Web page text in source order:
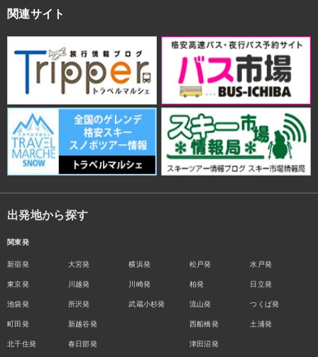
関連サイト
出発地から探す
関東発
新宿発
東京発
池袋発
町田発
北千住発
大宮発
川越発
所沢発
新越谷発
春日部発
横浜発
川崎発
武蔵小杉発
松戸発
柏発
流山発
西船橋発
津田沼発
水戸発
日立発
つくば発
土浦発